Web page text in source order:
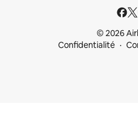
© 2026
Confidentialité